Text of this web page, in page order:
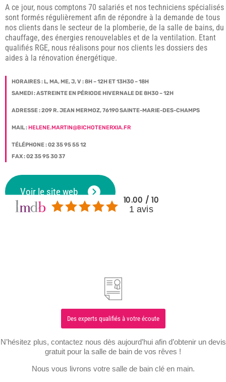
A ce jour, nous comptons 70 salariés et nos techniciens spécialisés
sont formés régulièrement afin de répondre à la demande de tous
nos clients dans le secteur de la plomberie, de la salle de bains, du
chauffage, des énergies renouvelables et de la ventilation. Etant
qualifiés RGE, nous réalisons pour nos clients les dossiers des
aides à la rénovation énergétique.
HORAIRES : L, MA, ME, J, V : 8H – 12H ET 13H30 – 18H
SAMEDI : ASTREINTE EN PÉRIODE HIVERNALE DE 8H30 – 12H
ADRESSE : 209 R. JEAN MERMOZ, 76190 SAINTE-MARIE-DES-CHAMPS
MAIL : HELENE.MARTIN@BICHOTENERXIA.FR
TÉLÉPHONE : 02 35 95 55 12
FAX : 02 35 95 30 37
Voir le site web
10.00 / 10
1 avis
Des experts qualifiés à votre écoute
N’hésitez plus, contactez nous dès aujourd’hui afin d’obtenir un devis
gratuit pour la salle de bain de vos rêves !
Nous vous livrons votre salle de bain clé en main.